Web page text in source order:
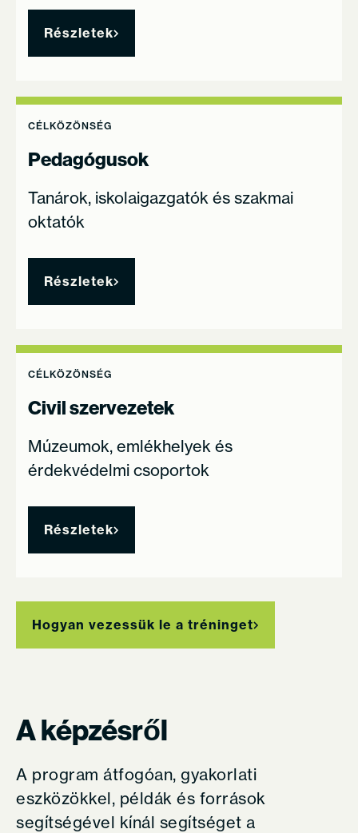
Részletek
CÉLKÖZÖNSÉG
Pedagógusok
Tanárok, iskolaigazgatók és szakmai
oktatók
Részletek
CÉLKÖZÖNSÉG
Civil szervezetek
Múzeumok, emlékhelyek és
érdekvédelmi csoportok
Részletek
Hogyan vezessük le a tréninget
A képzésről
A program átfogóan, gyakorlati
eszközökkel, példák és források
segítségével kínál segítséget a